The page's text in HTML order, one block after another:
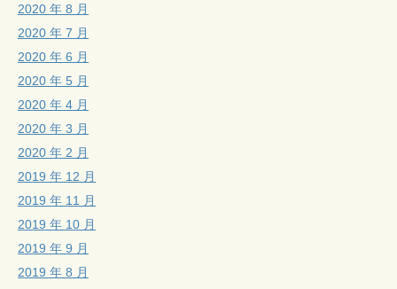
2020 年 8 月
2020 年 7 月
2020 年 6 月
2020 年 5 月
2020 年 4 月
2020 年 3 月
2020 年 2 月
2019 年 12 月
2019 年 11 月
2019 年 10 月
2019 年 9 月
2019 年 8 月